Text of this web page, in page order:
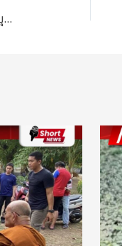
จับยาบ้าและอาวุธปืน! นายอำเภอวิเชียรบุรีนำทีมบุกตรวจ เจอวัยรุ่น 3 ราย พร้อมของกลาง